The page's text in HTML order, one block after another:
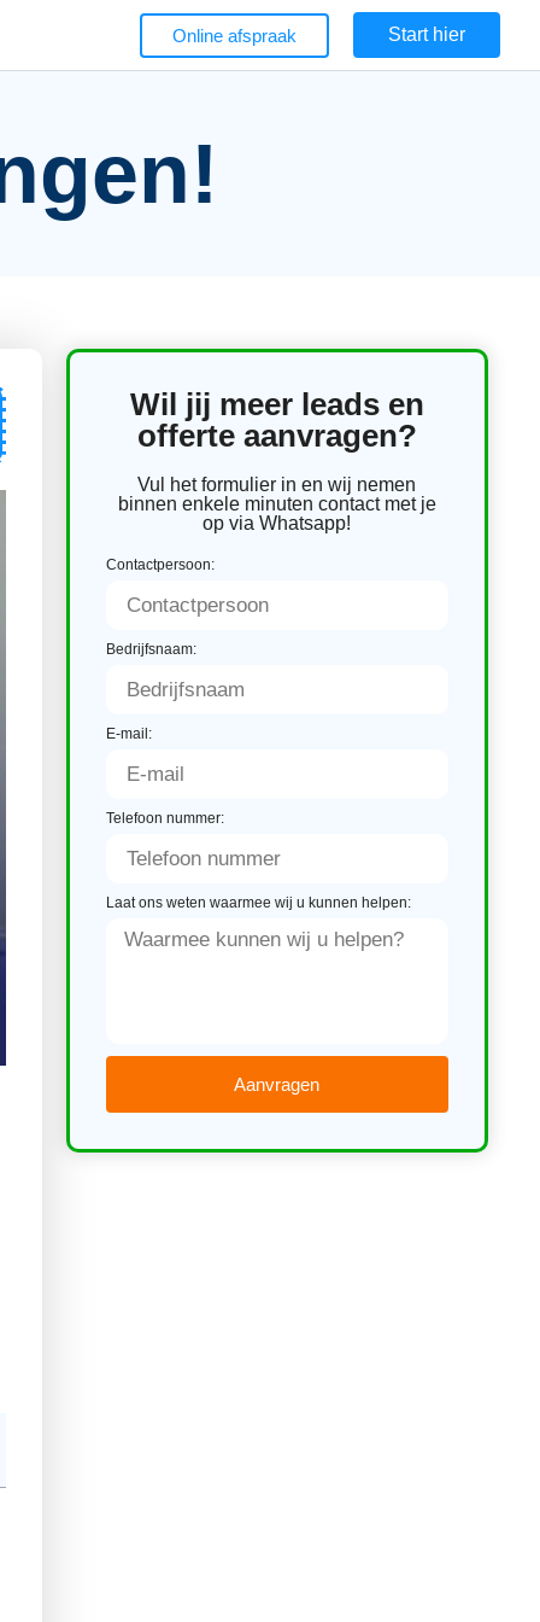
Online afspraak Start hier
Wil jij meer leads en
offerte aanvragen?
Vul het formulier in en wij nemen
binnen enkele minuten contact met je
op via Whatsapp!
Contactpersoon:
Bedrijfsnaam:
E-mail:
Telefoon nummer:
Laat ons weten waarmee wij u kunnen helpen:
Aanvragen